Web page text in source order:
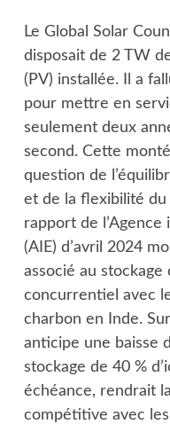
Le Global Solar
disposait de 2 TW
(PV) installée. Il a
pour mettre en
seulement deux
second. Cette
question de
et de la flexibilité
rapport de l’Agence
(AIE) d’avril 2024
associé au stockage
concurrentiel avec
charbon en Inde.
anticipe une baisse
stockage de 40 %
échéance, rendrait
compétitive avec